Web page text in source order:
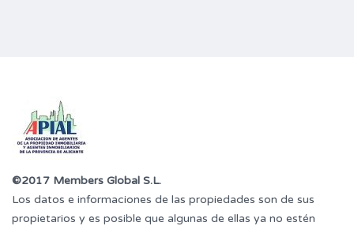
©2017 Members Global S.L.
Los datos e informaciones de las propiedades son de sus
propietarios y es posible que algunas de ellas ya no estén